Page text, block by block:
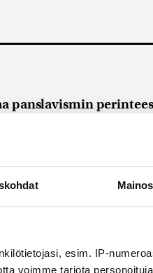
esim. IP-
voimme tarjota
panslavismin
olympiayleisöltä
tuomittiin Nürnbergin